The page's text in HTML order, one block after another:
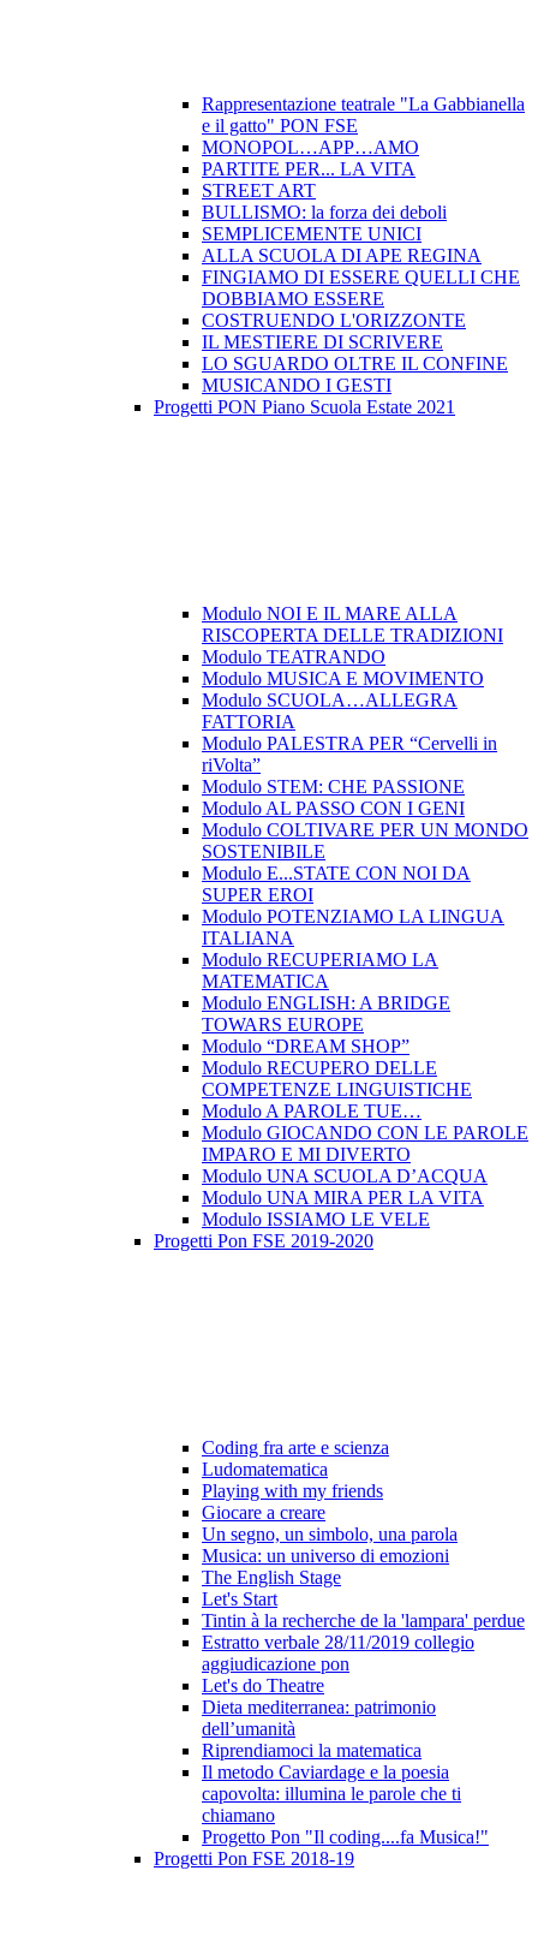
Rappresentazione teatrale "La Gabbianella
e il gatto" PON FSE
MONOPOL…APP…AMO
PARTITE PER... LA VITA
STREET ART
BULLISMO: la forza dei deboli
SEMPLICEMENTE UNICI
ALLA SCUOLA DI APE REGINA
FINGIAMO DI ESSERE QUELLI CHE
DOBBIAMO ESSERE
COSTRUENDO L'ORIZZONTE
IL MESTIERE DI SCRIVERE
LO SGUARDO OLTRE IL CONFINE
MUSICANDO I GESTI
Progetti PON Piano Scuola Estate 2021
Modulo NOI E IL MARE ALLA
RISCOPERTA DELLE TRADIZIONI
Modulo TEATRANDO
Modulo MUSICA E MOVIMENTO
Modulo SCUOLA…ALLEGRA
FATTORIA
Modulo PALESTRA PER “Cervelli in
riVolta”
Modulo STEM: CHE PASSIONE
Modulo AL PASSO CON I GENI
Modulo COLTIVARE PER UN MONDO
SOSTENIBILE
Modulo E...STATE CON NOI DA
SUPER EROI
Modulo POTENZIAMO LA LINGUA
ITALIANA
Modulo RECUPERIAMO LA
MATEMATICA
Modulo ENGLISH: A BRIDGE
TOWARS EUROPE
Modulo “DREAM SHOP”
Modulo RECUPERO DELLE
COMPETENZE LINGUISTICHE
Modulo A PAROLE TUE…
Modulo GIOCANDO CON LE PAROLE
IMPARO E MI DIVERTO
Modulo UNA SCUOLA D’ACQUA
Modulo UNA MIRA PER LA VITA
Modulo ISSIAMO LE VELE
Progetti Pon FSE 2019-2020
Coding fra arte e scienza
Ludomatematica
Playing with my friends
Giocare a creare
Un segno, un simbolo, una parola
Musica: un universo di emozioni
The English Stage
Let's Start
Tintin à la recherche de la 'lampara' perdue
Estratto verbale 28/11/2019 collegio
aggiudicazione pon
Let's do Theatre
Dieta mediterranea: patrimonio
dell’umanità
Riprendiamoci la matematica
Il metodo Caviardage e la poesia
capovolta: illumina le parole che ti
chiamano
Progetto Pon "Il coding....fa Musica!"
Progetti Pon FSE 2018-19